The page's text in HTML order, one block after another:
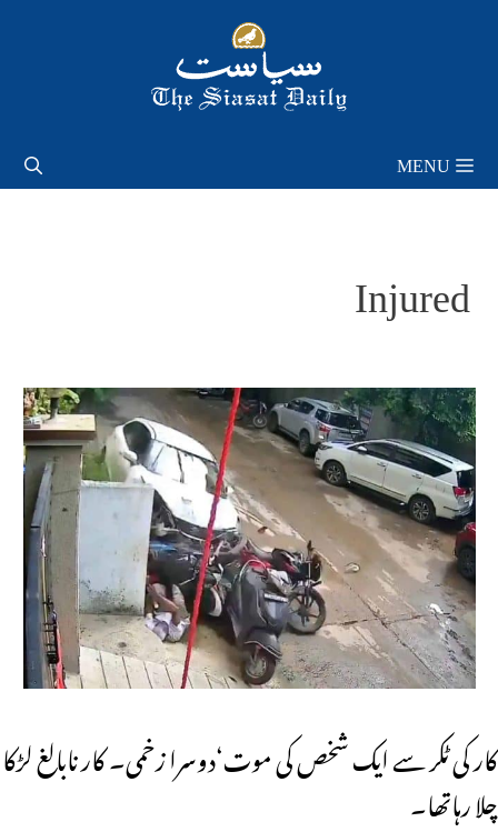
MENU
Injured
کار کی ٹکر سے ایک شخص کی موت‘دوسرا زخمی۔ کار نابالغ لڑکا
چلا رہاتھا۔